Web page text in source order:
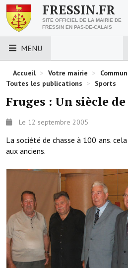
FRESSIN.FR
SITE OFFICIEL DE LA MAIRIE DE
FRESSIN EN PAS-DE-CALAIS
MENU
LES ESSENTIELS
Découvrez Fressin
Urbanisme
Nous contacter
Horaires de la mairie
Les foulées fressinoises
ACCÈS RAPIDE
Démarches administratives
Projets et travaux en cours
Accueil > Votre mairie >
Toutes les publications > Sports
Fruges : Un siècle de
Le 12 septembre 2005
La société de chasse à 100 ans.
aux anciens.